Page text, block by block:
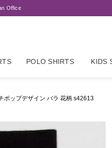
Office
POLO SHIRTS KIDS
ポップデザイン バラ 花柄 s42613